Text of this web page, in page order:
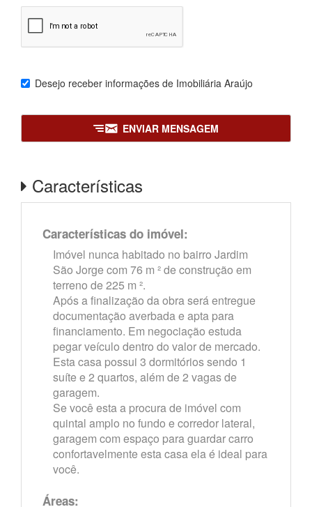
Desejo receber informações de Imobiliária Araújo
ENVIAR MENSAGEM
Características
Características do imóvel:
Imóvel nunca habitado no bairro Jardim
São Jorge com 76 m ² de construção em
terreno de 225 m ².
Após a finalização da obra será entregue
documentação averbada e apta para
financiamento. Em negociação estuda
pegar veículo dentro do valor de mercado.
Esta casa possui 3 dormitórios sendo 1
suíte e 2 quartos, além de 2 vagas de
garagem.
Se você esta a procura de imóvel com
quintal amplo no fundo e corredor lateral,
garagem com espaço para guardar carro
confortavelmente esta casa ela é ideal para
você.
Áreas: